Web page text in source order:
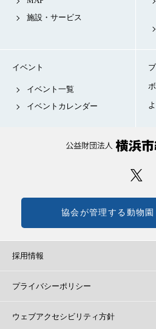
施設・サービス
イベント
イベント一覧
イベントカレンダー
協会が管理する動物
採用情報
プライバシーポリシー
ウェブアクセシビリティ方針